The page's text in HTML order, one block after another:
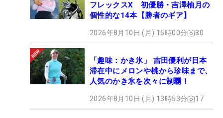
フレックスX 初優勝・吉澤柚月の
個性的な14本【勝者のギア】
2026年8月10日 (月) 15時00分 30
「趣味：かき氷」 吉田優利が日本
滞在中にメロンや桃から珍味まで、
人気のかき氷を次々に制覇！
2026年8月10日 (月) 13時53分 17